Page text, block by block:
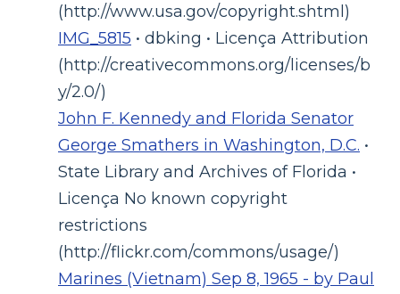
(http://www.usa.gov/copyright.shtml)
IMG_5815 • dbking • Licença Attribution
(http://creativecommons.org/licenses/b
y/2.0/)
John F. Kennedy and Florida Senator
George Smathers in Washington, D.C. •
State Library and Archives of Florida •
Licença No known copyright
restrictions
(http://flickr.com/commons/usage/)
Marines (Vietnam) Sep 8, 1965 - by Paul